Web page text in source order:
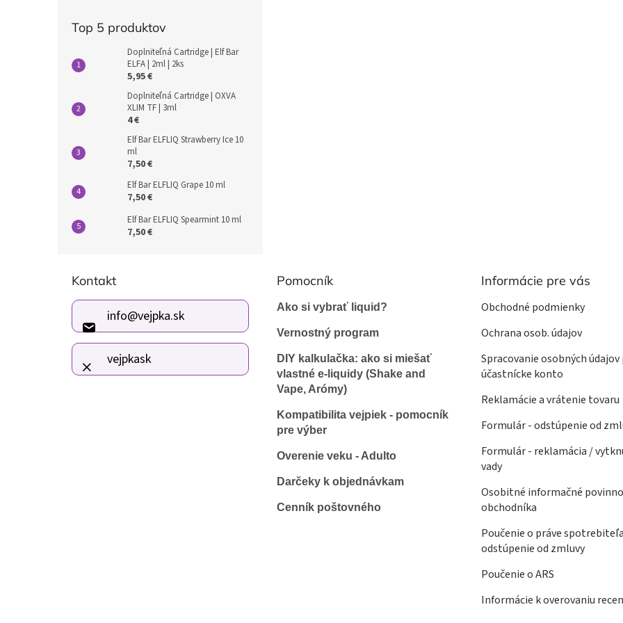
Top 5 produktov
Doplniteľná Cartridge | Elf Bar
ELFA | 2ml | 2ks
5,95 €
Doplniteľná Cartridge | OXVA
XLIM TF | 3ml
4 €
Elf Bar ELFLIQ Strawberry Ice 10
ml
7,50 €
Elf Bar ELFLIQ Grape 10 ml
7,50 €
Elf Bar ELFLIQ Spearmint 10 ml
7,50 €
Kontakt
info@vejpka.sk
vejpkask
Pomocník
Ako si vybrať liquid?
Vernostný program
DIY kalkulačka: ako si miešať
vlastné e-liquidy (Shake and
Vape, Arómy)
Kompatibilita vejpiek - pomocník
pre výber
Overenie veku - Adulto
Darčeky k objednávkam
Cenník poštovného
Informácie pre vás
Obchodné podmienky
Ochrana osob. údajov
Spracovanie osobných údajov
účastnícke konto
Reklamácie a vrátenie tovaru
Formulár - odstúpenie od
Formulár - reklamácia /
vady
Osobitné informačné
obchodníka
Poučenie o práve
odstúpenie od zmluvy
Poučenie o ARS
Informácie k overovaniu